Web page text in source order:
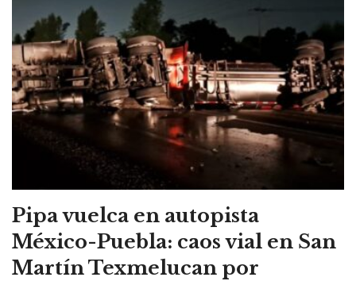
Pipa vuelca en autopista
México-Puebla: caos vial en San
Martín Texmelucan por